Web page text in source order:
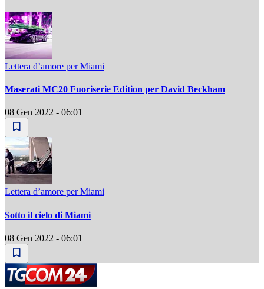
Lettera dʼamore per Miami
Maserati MC20 Fuoriserie Edition per David Beckham
08 Gen 2022 - 06:01
Lettera dʼamore per Miami
Sotto il cielo di Miami
08 Gen 2022 - 06:01